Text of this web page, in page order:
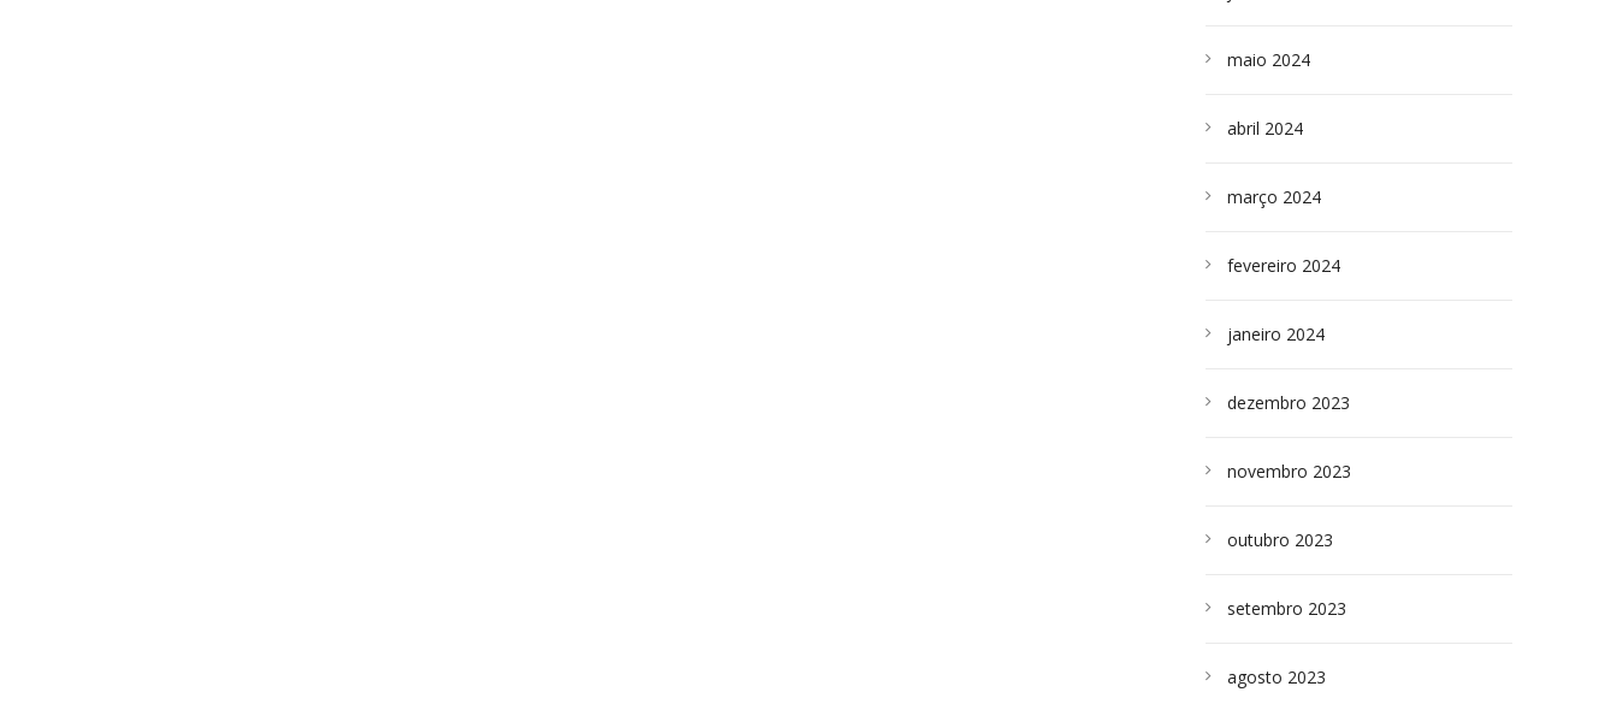
maio 2024
abril 2024
março 2024
fevereiro 2024
janeiro 2024
dezembro 2023
novembro 2023
outubro 2023
setembro 2023
agosto 2023